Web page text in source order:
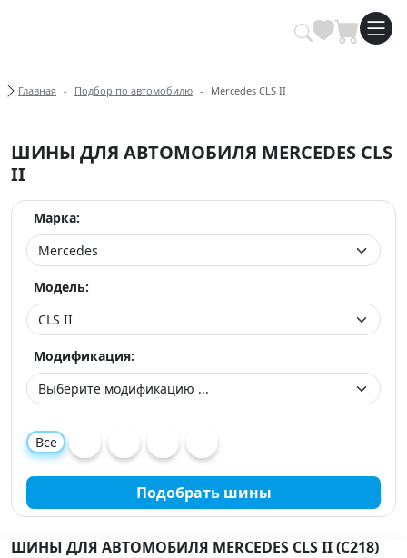
Купить автомобильные шины
Хлебные крошки
Главная Подбор по автомобилю Mercedes CLS II
ШИНЫ ДЛЯ АВТОМОБИЛЯ MERCEDES CLS
II
Марка:
Модель:
Модификация:
Все
Подобрать шины
ШИНЫ ДЛЯ АВТОМОБИЛЯ MERCEDES CLS II (C218)